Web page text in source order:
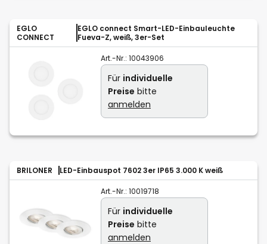
EGLO
CONNECT
EGLO connect Smart-LED-Einbauleuchte
Fueva-Z, weiß, 3er-Set
Art.-Nr.: 10043906
Für individuelle
Preise bitte
anmelden
BRILONER LED-Einbauspot 7602 3er IP65 3.000 K weiß
Art.-Nr.: 10019718
Für individuelle
Preise bitte
anmelden